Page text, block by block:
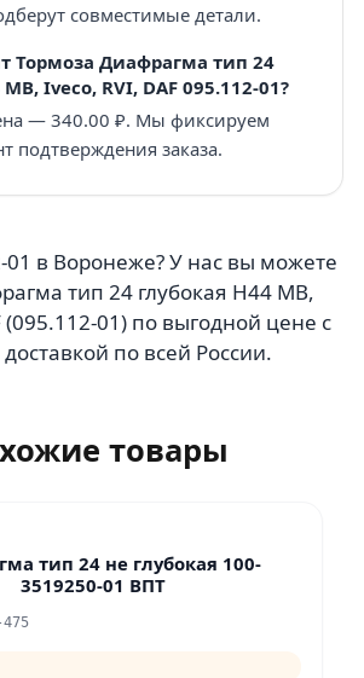
совместимые детали.
Тормоза Диафрагма тип 24
Iveco, RVI, DAF 095.112-01?
— 340.00 ₽. Мы фиксируем
подтверждения заказа.
в Воронеже? У нас вы можете
тип 24 глубокая H44 MB,
(095.112-01) по выгодной цене с
по всей России.
товары
тип 24 не глубокая 100-
3519250-01 ВПТ